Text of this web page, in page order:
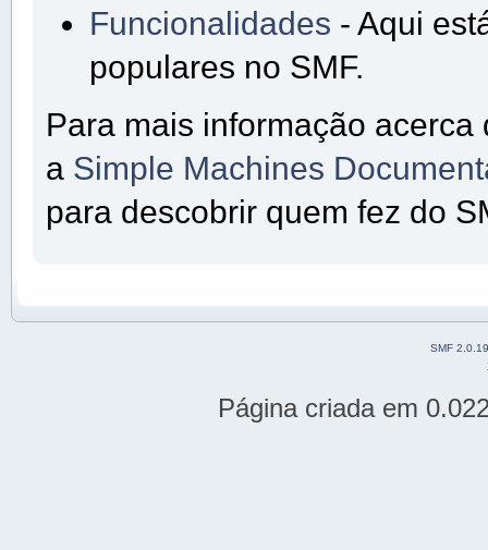
Funcionalidades - Aqui
populares no SMF.
Para mais informação
a Simple Machines
para descobrir quem fez do
SMF 2.0.19
Página criada em